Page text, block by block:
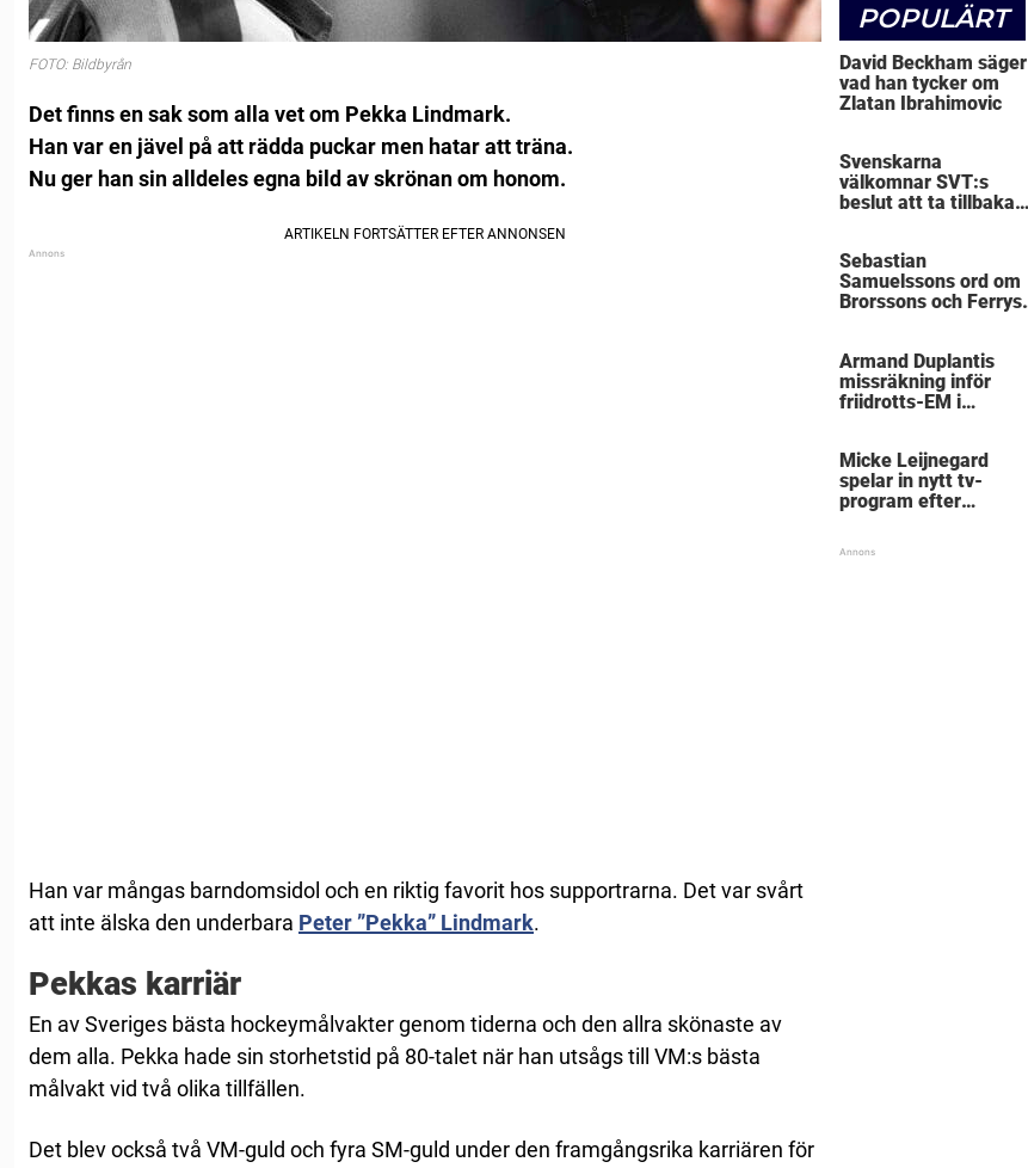
FOTO: Bildbyrån
Det finns en sak som alla vet om Pekka Lindmark.
Han var en jävel på att rädda puckar men hatar att träna.
Nu ger han sin alldeles egna bild av skrönan om honom.
Han var mångas barndomsidol och en riktig favorit hos supportrarna. Det var svårt
att inte älska den underbara Peter ”Pekka” Lindmark.
Pekkas karriär
En av Sveriges bästa hockeymålvakter genom tiderna och den allra skönaste av
dem alla. Pekka hade sin storhetstid på 80-talet när han utsågs till VM:s bästa
målvakt vid två olika tillfällen.
Det blev också två VM-guld och fyra SM-guld under den framgångsrika karriären för
POPULÄRT
David Beckham säger
vad han tycker om
Zlatan Ibrahimovic
Svenskarna
välkomnar SVT:s
beslut att ta tillbaka
Sebastian
Samuelssons ord om
Brorssons och Ferrys
Armand Duplantis
missräkning inför
friidrotts-EM i
Micke Leijnegard
spelar in nytt tv-
program efter